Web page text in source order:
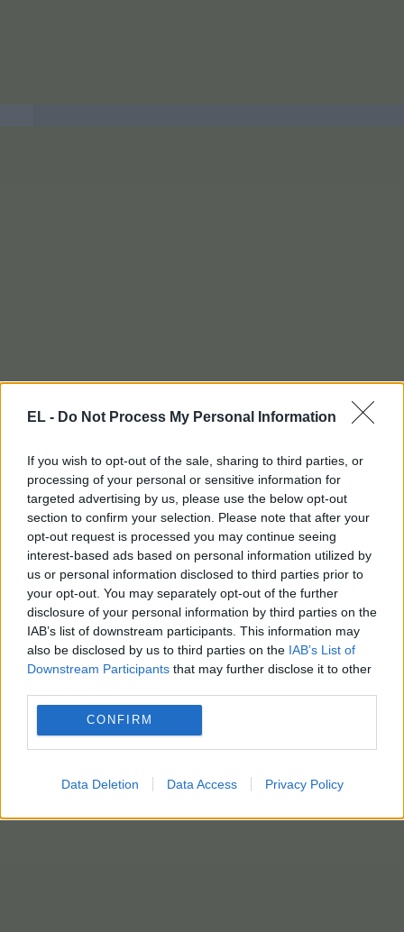
EL - Do Not Process My Personal Information
If you wish to opt-out of the sale, sharing to third parties, or
processing of your personal or sensitive information for
targeted advertising by us, please use the below opt-out
section to confirm your selection. Please note that after your
opt-out request is processed you may continue seeing
interest-based ads based on personal information utilized by
us or personal information disclosed to third parties prior to
your opt-out. You may separately opt-out of the further
disclosure of your personal information by third parties on the
IAB’s list of downstream participants. This information may
also be disclosed by us to third parties on the IAB’s List of
Downstream Participants that may further disclose it to other
CONFIRM
Data Deletion Data Access Privacy Policy